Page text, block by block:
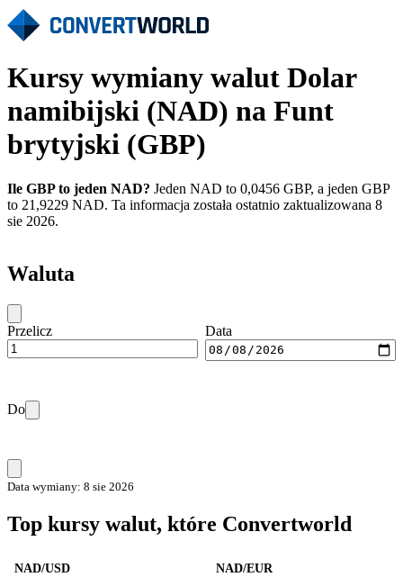
Kursy wymiany walut Dolar
namibijski (NAD) na Funt
brytyjski (GBP)
Ile GBP to jeden NAD? Jeden NAD to 0,0456 GBP, a jeden GBP
to 21,9229 NAD. Ta informacja została ostatnio zaktualizowana 8
sie 2026.
Waluta
Przelicz Data
Do
Data wymiany: 8 sie 2026
Top kursy walut, które Convertworld
NAD/USD NAD/EUR